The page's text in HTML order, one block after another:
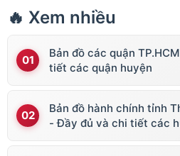
🔥 Xem nhiều
Bản đồ các quận
tiết các quận huyện
Bản đồ hành chính tỉnh
- Đầy đủ và chi tiết các